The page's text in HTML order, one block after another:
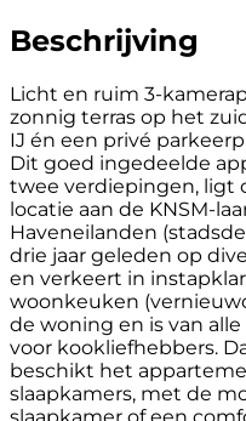
Beschrijving
Licht en ruim 3-
zonnig terras op het
IJ én een privé
Dit goed ingedeelde
twee verdiepingen, ligt
locatie aan de KNSM-
Haveneilanden
drie jaar geleden op
en verkeert in
woonkeuken
de woning en is van
voor kookliefhebbers.
beschikt het
slaapkamers, met de
slaapkamer of een